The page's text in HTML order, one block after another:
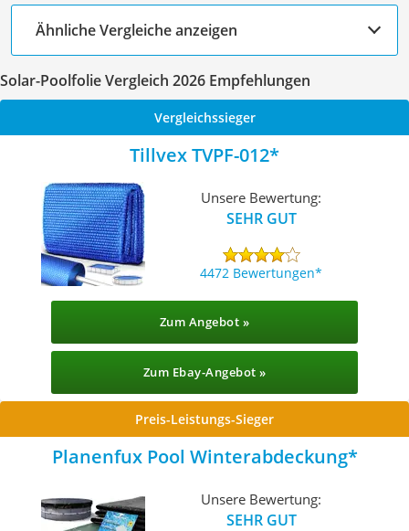
Ähnliche Vergleiche anzeigen
Solar-Poolfolie Vergleich 2026 Empfehlungen
Vergleichssieger
Tillvex TVPF-012
Unsere Bewertung:
SEHR GUT
4472 Bewertungen
Zum Angebot »
Zum Ebay-Angebot »
Preis-Leistungs-Sieger
Planenfux Pool Winterabdeckung
Unsere Bewertung:
SEHR GUT